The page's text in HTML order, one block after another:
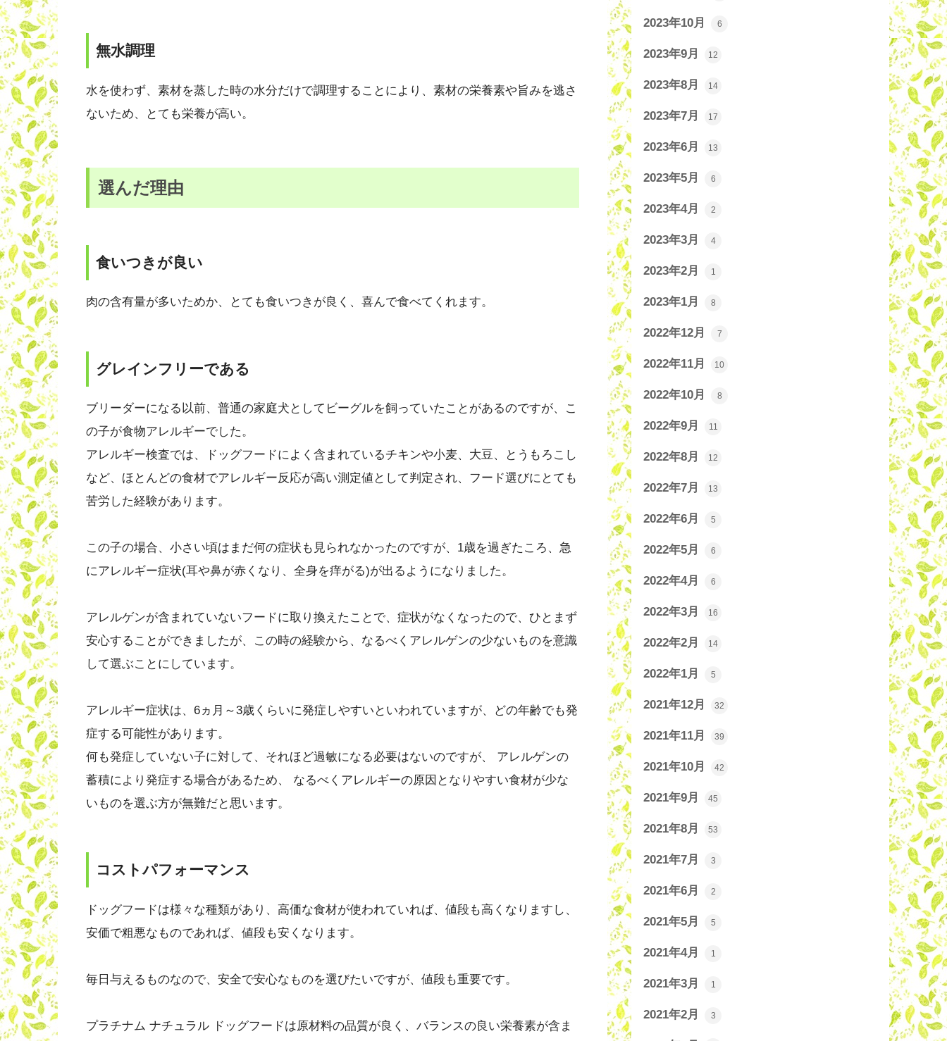
無水調理
水を使わず、素材を蒸した時の水分だけで調理することにより、素材の栄養素や旨みを逃さ
ないため、とても栄養が高い。
選んだ理由
食いつきが良い
肉の含有量が多いためか、とても食いつきが良く、喜んで食べてくれます。
グレインフリーである
ブリーダーになる以前、普通の家庭犬としてビーグルを飼っていたことがあるのですが、こ
の子が食物アレルギーでした。
アレルギー検査では、ドッグフードによく含まれているチキンや小麦、大豆、とうもろこし
など、ほとんどの食材でアレルギー反応が高い測定値として判定され、フード選びにとても
苦労した経験があります。
この子の場合、小さい頃はまだ何の症状も見られなかったのですが、1歳を過ぎたころ、急
にアレルギー症状(耳や鼻が赤くなり、全身を痒がる)が出るようになりました。
アレルゲンが含まれていないフードに取り換えたことで、症状がなくなったので、ひとまず
安心することができましたが、この時の経験から、なるべくアレルゲンの少ないものを意識
して選ぶことにしています。
アレルギー症状は、6ヵ月～3歳くらいに発症しやすいといわれていますが、どの年齢でも発
症する可能性があります。
何も発症していない子に対して、それほど過敏になる必要はないのですが、 アレルゲンの
蓄積により発症する場合があるため、 なるべくアレルギーの原因となりやすい食材が少な
いものを選ぶ方が無難だと思います。
コストパフォーマンス
ドッグフードは様々な種類があり、高価な食材が使われていれば、値段も高くなりますし、
安価で粗悪なものであれば、値段も安くなります。
毎日与えるものなので、安全で安心なものを選びたいですが、値段も重要です。
プラチナム ナチュラル ドッグフードは原材料の品質が良く、バランスの良い栄養素が含ま
2023年10月 6
2023年9月 12
2023年8月 14
2023年7月 17
2023年6月 13
2023年5月 6
2023年4月 2
2023年3月 4
2023年2月 1
2023年1月 8
2022年12月 7
2022年11月 10
2022年10月 8
2022年9月 11
2022年8月 12
2022年7月 13
2022年6月 5
2022年5月 6
2022年4月 6
2022年3月 16
2022年2月 14
2022年1月 5
2021年12月 32
2021年11月 39
2021年10月 42
2021年9月 45
2021年8月 53
2021年7月 3
2021年6月 2
2021年5月 5
2021年4月 1
2021年3月 1
2021年2月 3